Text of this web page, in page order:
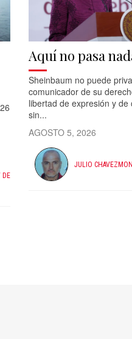
DE
Aquí no pasa
Sheinbaum no puede
comunicador de su
libertad de expresión y de
sin...
AGOSTO 5, 2026
JULIO